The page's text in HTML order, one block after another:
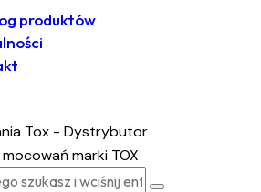
produktów